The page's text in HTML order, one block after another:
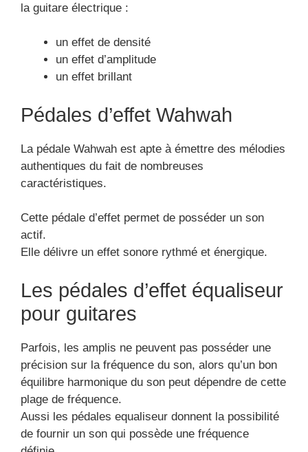
la guitare électrique :
un effet de densité
un effet d’amplitude
un effet brillant
Pédales d’effet Wahwah
La pédale Wahwah est apte à émettre des mélodies
authentiques du fait de nombreuses
caractéristiques.
Cette pédale d’effet permet de posséder un son
actif.
Elle délivre un effet sonore rythmé et énergique.
Les pédales d’effet équaliseur
pour guitares
Parfois, les amplis ne peuvent pas posséder une
précision sur la fréquence du son, alors qu’un bon
équilibre harmonique du son peut dépendre de cette
plage de fréquence.
Aussi les pédales equaliseur donnent la possibilité
de fournir un son qui possède une fréquence